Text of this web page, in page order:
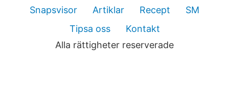
Snapsvisor
Artiklar Recept
SM
Tipsa oss
Kontakt
Alla rättigheter reserverade